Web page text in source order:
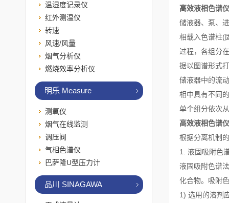
高效液相色谱仪
储液器、 泵、
相载入色谱柱(
过程，各组分
据以图谱形式
储液器中的流
相中具有不同
单个组分依次
高效液相色谱仪
根据分离机制
1. 液固吸附色
液固吸附色谱
化合物。吸附
1) 选用的溶剂
温湿度记录仪
红外测温仪
转速
风速/风量
烟气分析仪
燃烧效率分析仪
明乐 Measure
测氧仪
烟气在线监测
调压阀
气相色谱仪
巴萨隆U型压力计
品川 SINAGAWA